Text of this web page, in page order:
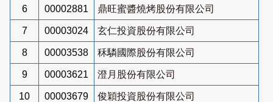
6 00002881 鼎旺蜜醬燒烤股份有限公司
7 00003024 玄仁投資股份有限公司
8 00003538 秝驎國際股份有限公司
9 00003621 澄月股份有限公司
10 00003679 俊穎投資股份有限公司